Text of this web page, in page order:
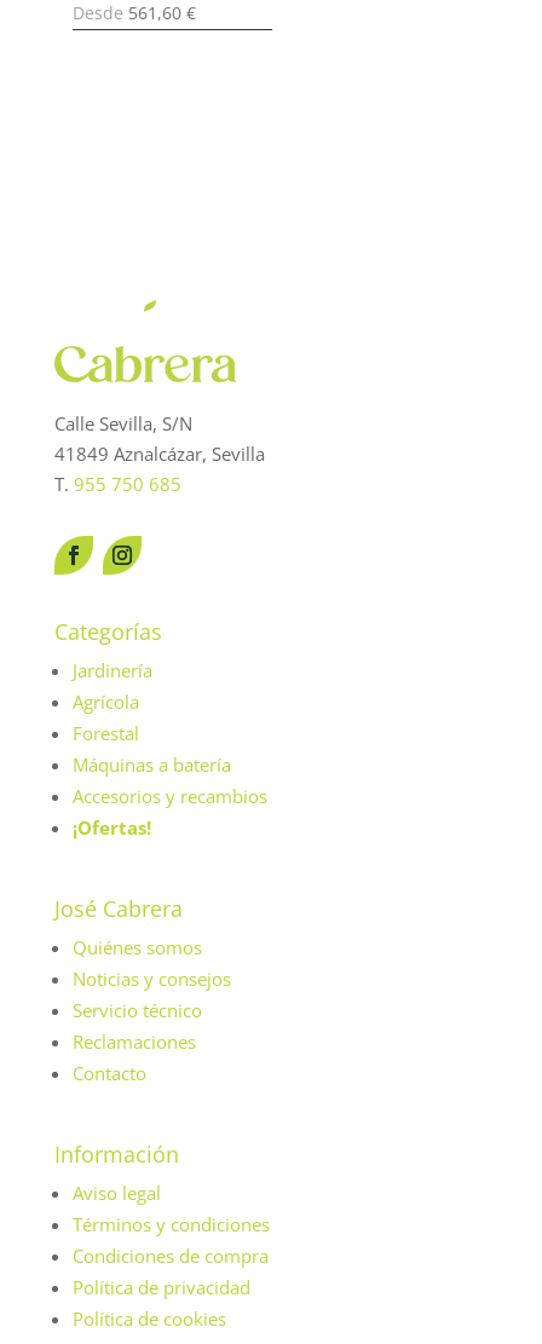
Desde 561,60 €
Calle Sevilla, S/N
41849 Aznalcázar, Sevilla
T. 955 750 685
Categorías
Jardinería
Agrícola
Forestal
Máquinas a batería
Accesorios y recambios
¡Ofertas!
José Cabrera
Quiénes somos
Noticias y consejos
Servicio técnico
Reclamaciones
Contacto
Información
Aviso legal
Términos y condiciones
Condiciones de compra
Política de privacidad
Política de cookies